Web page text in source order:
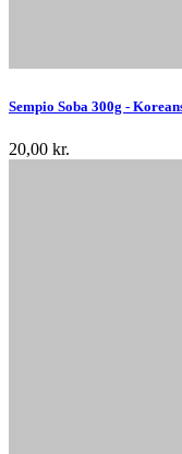
Sempio Soba 300g -
20,00 kr.